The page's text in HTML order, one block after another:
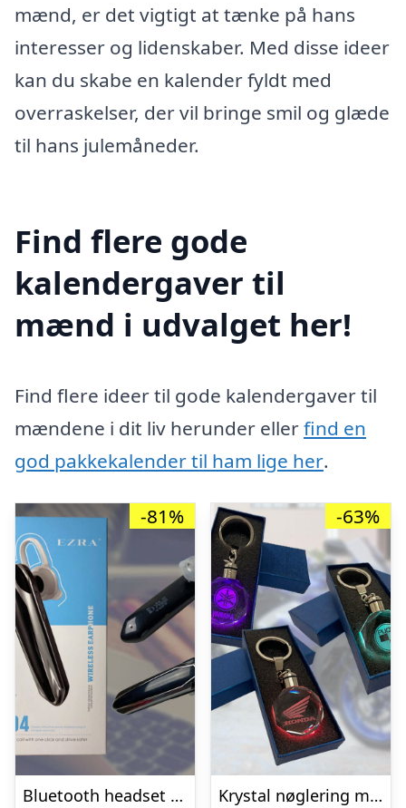
mænd, er det vigtigt at tænke på hans
interesser og lidenskaber. Med disse ideer
kan du skabe en kalender fyldt med
overraskelser, der vil bringe smil og glæde
til hans julemåneder.
Find flere gode
kalendergaver til
mænd i udvalget her!
Find flere ideer til gode kalendergaver til
mændene i dit liv herunder ellerfind en
god pakkekalender til ham lige her.
-81%
Bluetooth headset til smartphone
-63%
Krystal nøglering med lys og knallert logo – Yamaha